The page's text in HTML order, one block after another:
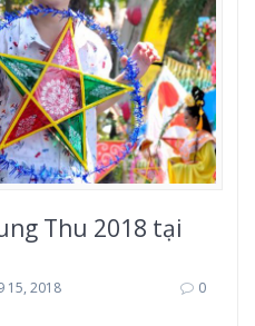
Thu 2018 tại
15, 2018 0